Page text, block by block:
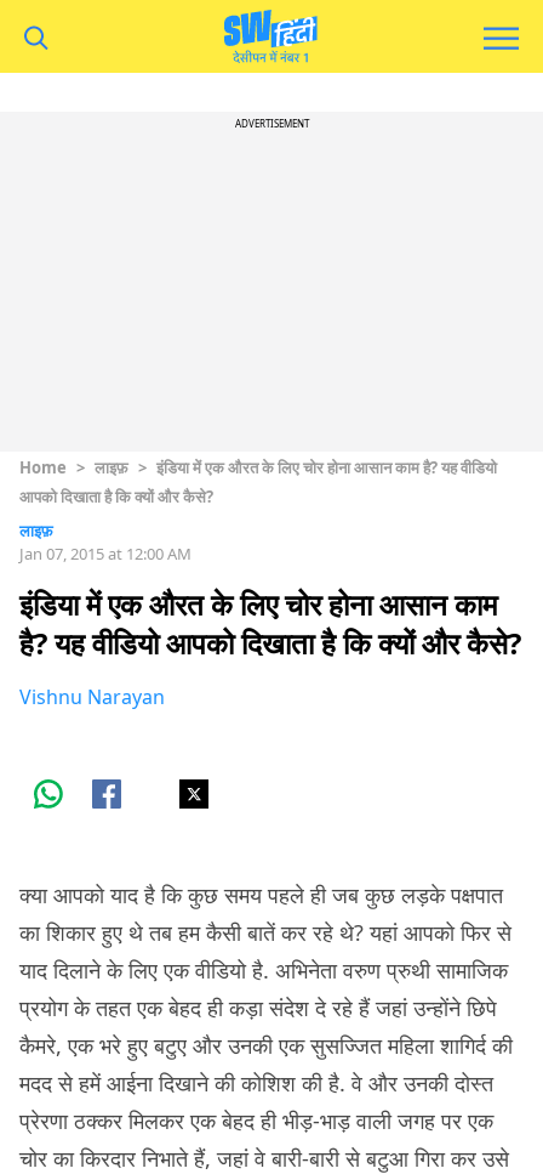
ADVERTISEMENT
Home > लाइफ़ > इंडिया में एक औरत के लिए चोर होना आसान काम है? यह वीडियो
आपको दिखाता है कि क्यों और कैसे?
लाइफ़
Jan 07, 2015 at 12:00 AM
इंडिया में एक औरत के लिए चोर होना आसान काम
है? यह वीडियो आपको दिखाता है कि क्यों और कैसे?
Vishnu Narayan
क्या आपको याद है कि कुछ समय पहले ही जब कुछ लड़के पक्षपात
का शिकार हुए थे तब हम कैसी बातें कर रहे थे? यहां आपको फिर से
याद दिलाने के लिए एक वीडियो है. अभिनेता वरुण प्रुथी सामाजिक
प्रयोग के तहत एक बेहद ही कड़ा संदेश दे रहे हैं जहां उन्होंने छिपे
कैमरे, एक भरे हुए बटुए और उनकी एक सुसज्जित महिला शागिर्द की
मदद से हमें आईना दिखाने की कोशिश की है. वे और उनकी दोस्त
प्रेरणा ठक्कर मिलकर एक बेहद ही भीड़-भाड़ वाली जगह पर एक
चोर का किरदार निभाते हैं, जहां वे बारी-बारी से बटुआ गिरा कर उसे